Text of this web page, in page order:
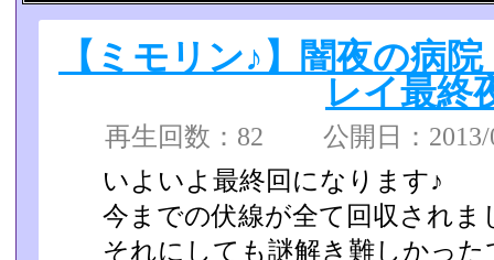
【ミモリン♪】闇夜の病
レイ最終
再生回数：82 公開日：2013/
いよいよ最終回になります♪
今までの伏線が全て回収されま
それにしても謎解き難しかっ